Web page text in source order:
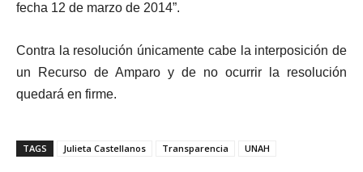
fecha 12 de marzo de 2014”.
Contra la resolución únicamente cabe la interposición de
un Recurso de Amparo y de no ocurrir la resolución
quedará en firme.
TAGS Julieta Castellanos Transparencia UNAH